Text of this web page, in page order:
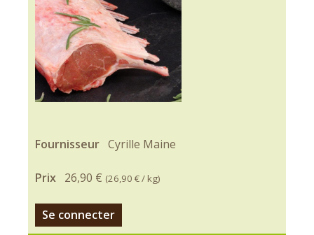
Fournisseur Cyrille Maine
Prix 26,90 € (26,90 €/ kg)
Se connecter